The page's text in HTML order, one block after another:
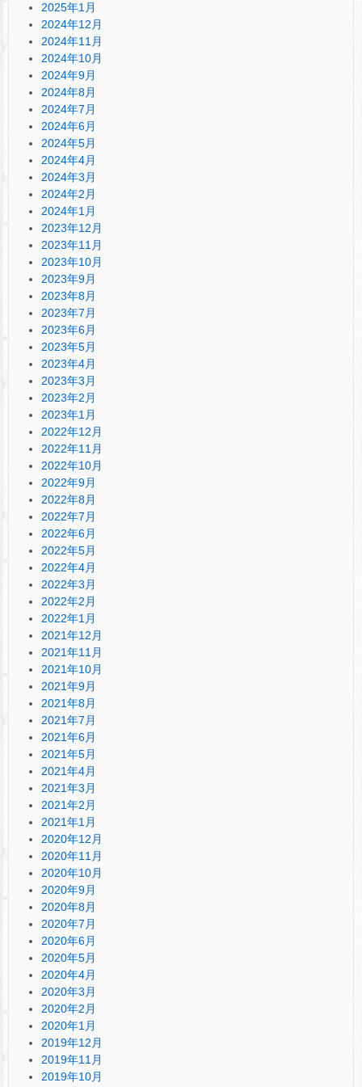
2025年1月
2024年12月
2024年11月
2024年10月
2024年9月
2024年8月
2024年7月
2024年6月
2024年5月
2024年4月
2024年3月
2024年2月
2024年1月
2023年12月
2023年11月
2023年10月
2023年9月
2023年8月
2023年7月
2023年6月
2023年5月
2023年4月
2023年3月
2023年2月
2023年1月
2022年12月
2022年11月
2022年10月
2022年9月
2022年8月
2022年7月
2022年6月
2022年5月
2022年4月
2022年3月
2022年2月
2022年1月
2021年12月
2021年11月
2021年10月
2021年9月
2021年8月
2021年7月
2021年6月
2021年5月
2021年4月
2021年3月
2021年2月
2021年1月
2020年12月
2020年11月
2020年10月
2020年9月
2020年8月
2020年7月
2020年6月
2020年5月
2020年4月
2020年3月
2020年2月
2020年1月
2019年12月
2019年11月
2019年10月